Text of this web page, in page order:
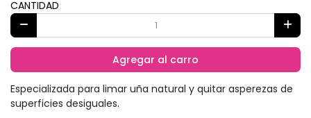
CANTIDAD
Agregar al carro
Especializada para limar uña natural y quitar asperezas de
superficies desiguales.